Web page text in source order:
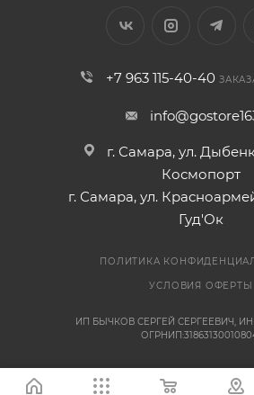
+7 963 115-40-40
г. Самара, ул.
Космопорт
г. Самара, ул.
Гуд'Ок
ПОЛИТИКА
УСЛОВИЯ ОФЕРТЫ
ИП БЫЧКОВ СЕРГЕЙ СЕРГЕЕВИЧ,